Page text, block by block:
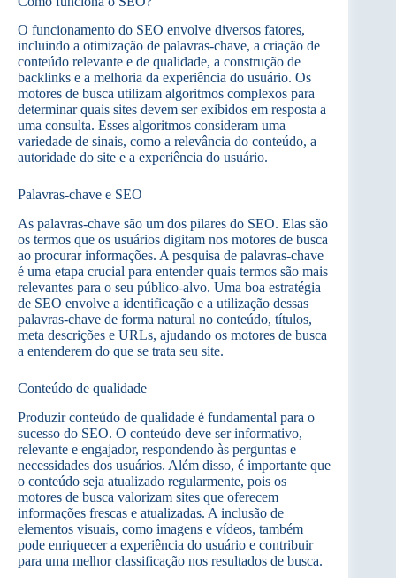
O funcionamento do SEO envolve diversos fatores,
incluindo a otimização de palavras-chave, a criação de
conteúdo relevante e de qualidade, a construção de
backlinks e a melhoria da experiência do usuário. Os
motores de busca utilizam algoritmos complexos para
determinar quais sites devem ser exibidos em resposta a
uma consulta. Esses algoritmos consideram uma
variedade de sinais, como a relevância do conteúdo, a
autoridade do site e a experiência do usuário.
Palavras-chave e SEO
As palavras-chave são um dos pilares do SEO. Elas são
os termos que os usuários digitam nos motores de busca
ao procurar informações. A pesquisa de palavras-chave
é uma etapa crucial para entender quais termos são mais
relevantes para o seu público-alvo. Uma boa estratégia
de SEO envolve a identificação e a utilização dessas
palavras-chave de forma natural no conteúdo, títulos,
meta descrições e URLs, ajudando os motores de busca
a entenderem do que se trata seu site.
Conteúdo de qualidade
Produzir conteúdo de qualidade é fundamental para o
sucesso do SEO. O conteúdo deve ser informativo,
relevante e engajador, respondendo às perguntas e
necessidades dos usuários. Além disso, é importante que
o conteúdo seja atualizado regularmente, pois os
motores de busca valorizam sites que oferecem
informações frescas e atualizadas. A inclusão de
elementos visuais, como imagens e vídeos, também
pode enriquecer a experiência do usuário e contribuir
para uma melhor classificação nos resultados de busca.